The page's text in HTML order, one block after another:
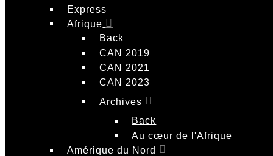
Express
Afrique
Back
CAN 2019
CAN 2021
CAN 2023
Archives
Back
Au cœur de l'Afrique
Amérique du Nord